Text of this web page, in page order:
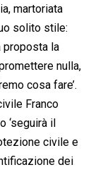
martoriata
solito stile:
proposta la
nulla,
cosa fare’.
Franco
‘seguirà il
civile e
dei